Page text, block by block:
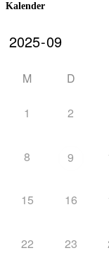
Kalender
M D
1 2
8 9
15 16
22 23